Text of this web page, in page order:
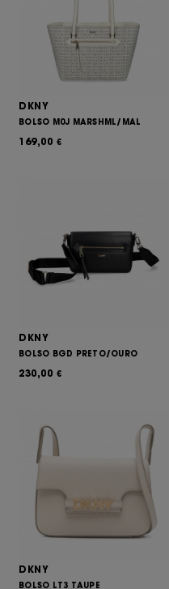
DKNY
BOLSO M0J MARSHML/MAL
169,00 €
DKNY
BOLSO BGD PRETO/OURO
230,00 €
DKNY
BOLSO LT3 TAUPE